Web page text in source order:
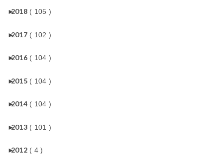
►
2018 ( 105 )
►
2017 ( 102 )
►
2016 ( 104 )
►
2015 ( 104 )
►
2014 ( 104 )
►
2013 ( 101 )
►
2012 ( 4 )